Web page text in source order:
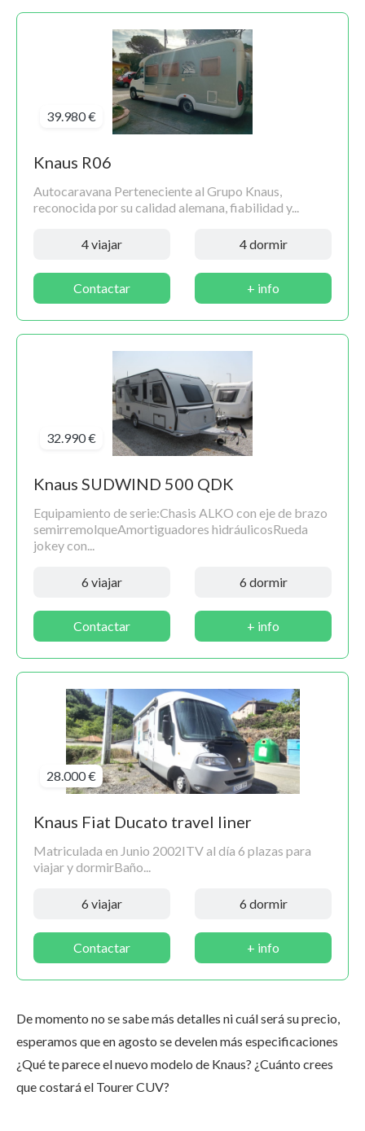
39.980 €
Knaus R06
Autocaravana Perteneciente al Grupo Knaus,
reconocida por su calidad alemana, fiabilidad y...
4 viajar 4 dormir
Contactar + info
32.990 €
Knaus SUDWIND 500 QDK
Equipamiento de serie:Chasis ALKO con eje de brazo
semirremolqueAmortiguadores hidráulicosRueda
jokey con...
6 viajar 6 dormir
Contactar + info
28.000 €
Knaus Fiat Ducato travel liner
Matriculada en Junio 2002ITV al día 6 plazas para
viajar y dormirBaño...
6 viajar 6 dormir
Contactar + info
De momento no se sabe más detalles ni cuál será su precio,
esperamos que en agosto se develen más especificaciones
¿Qué te parece el nuevo modelo de Knaus? ¿Cuánto crees
que costará el Tourer CUV?